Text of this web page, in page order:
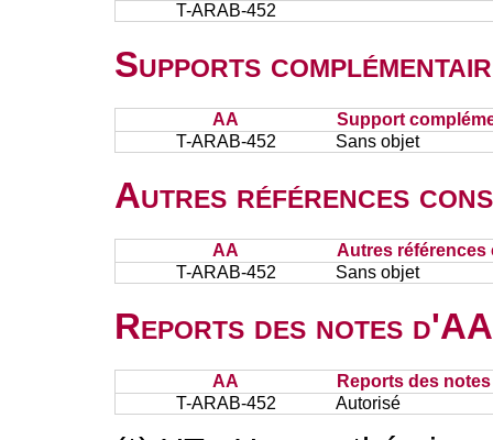
T-ARAB-452
Supports
AA
Support
T-ARAB-452
Sans objet
Autres références
AA
Autres références
T-ARAB-452
Sans objet
Reports des notes
AA
Reports des
T-ARAB-452
Autorisé